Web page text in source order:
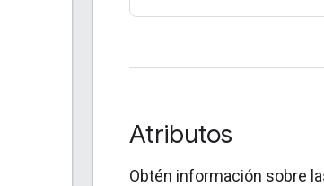
Atributos
Obtén información sobre